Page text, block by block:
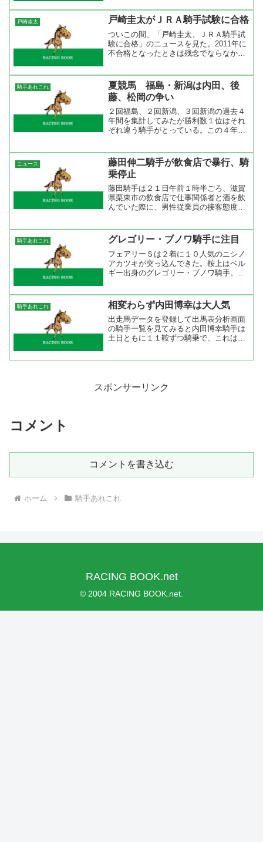
でトップ。次いで勝浦正樹、五十嵐冬
樹、安藤勝巳の...
戸崎圭太 戸崎圭太がＪＲＡ騎手試験に合格
ついこの間、「戸崎圭太、ＪＲＡ騎手試
験に合格」のニュースを見た。2011年に
不合格となったときは残念でならなかっ
ね。地方のパイオニア安藤勝巳騎手の引
退が発表されたあとの事...
騎手あれこれ
夏競馬 福島・新潟は内田、後
藤、松岡の争い
２回福島、２回新潟、３回新潟の過去４
年間を集計してみたが勝利数１位はそれ
ぞれ違う騎手がとっている。この４年間
ングになってもおかしくないと思ってい
るので、今年も活躍してく...
ニュース
藤田伸二騎手が飲食店で暴行、騎
乗停止
藤田騎手は２１日午前１時半ごろ、滋賀
県栗東市の飲食店で仕事関係者と酒を飲
んでいた際に、男性従業員の接客態度に
止められなかったのかな。従業員の態度
が悪いぐらいで殴っ...
騎手あれこれ グレゴリー・ブノワ騎手に注目
フェアリーＳは２着に１０人気のニシノ
アカツキが突っ込んできた。鞍上はベル
ギー出身のグレゴリー・ブノワ騎手。短
でしたが、今年は２勝２着２回３着５回
着外１９回とわずか５日間...
騎手あれこれ 相変わらず内田博幸は大人気
出走馬データを登録して出馬表分析画面
の騎手一覧を見てみると内田博幸騎手は
土日ともに１１鞍ずつ騎乗で、これは全
スポンサーリンク
コメント
コメントを書き込む
ホーム 騎手あれこれ
RACING BOOK.net
© 2004 RACING BOOK.net.